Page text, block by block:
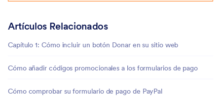
Artículos Relacionados
Capítulo 1: Cómo incluir un botón Donar en su sitio web
Cómo añadir códigos promocionales a los formularios de pago
Cómo comprobar su formulario de pago de PayPal